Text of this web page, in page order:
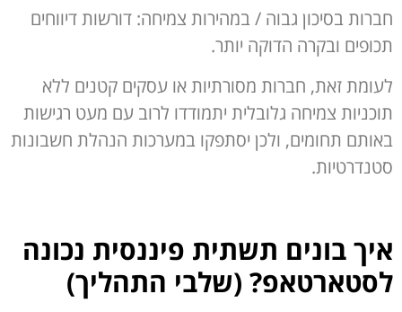
חברות בסיכון גבוה / במהירות צמיחה: דורשות דיווחים
תכופים ובקרה הדוקה יותר.
לעומת זאת, חברות מסורתיות או עסקים קטנים ללא
תוכניות צמיחה גלובלית יתמודדו לרוב עם מעט רגישות
באותם תחומים, ולכן יסתפקו במערכות הנהלת חשבונות
סטנדרטיות.
איך בונים תשתית פיננסית נכונה
לסטארטאפ? (שלבי התהליך)